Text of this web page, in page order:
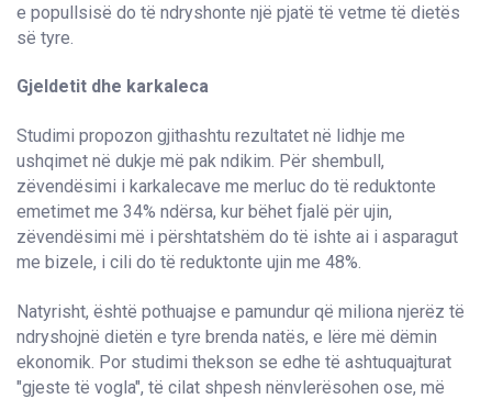
e popullsisë do të ndryshonte një pjatë të vetme të dietës
së tyre.
Gjeldetit dhe karkaleca
Studimi propozon gjithashtu rezultatet në lidhje me
ushqimet në dukje më pak ndikim. Për shembull,
zëvendësimi i karkalecave me merluc do të reduktonte
emetimet me 34% ndërsa, kur bëhet fjalë për ujin,
zëvendësimi më i përshtatshëm do të ishte ai i asparagut
me bizele, i cili do të reduktonte ujin me 48%.
Natyrisht, është pothuajse e pamundur që miliona njerëz të
ndryshojnë dietën e tyre brenda natës, e lëre më dëmin
ekonomik. Por studimi thekson se edhe të ashtuquajturat
"gjeste të vogla", të cilat shpesh nënvlerësohen ose, më